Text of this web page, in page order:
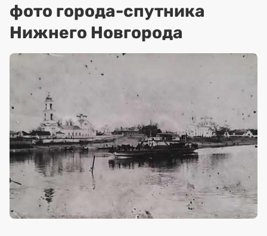
фото города-спутника
Нижнего Новгорода